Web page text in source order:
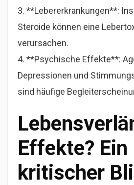
3. **Lebererkrankungen**:
Steroide können eine
verursachen.
4. **Psychische Effekte**:
Depressionen und
sind häufige
Effekte? Ein
kritischer